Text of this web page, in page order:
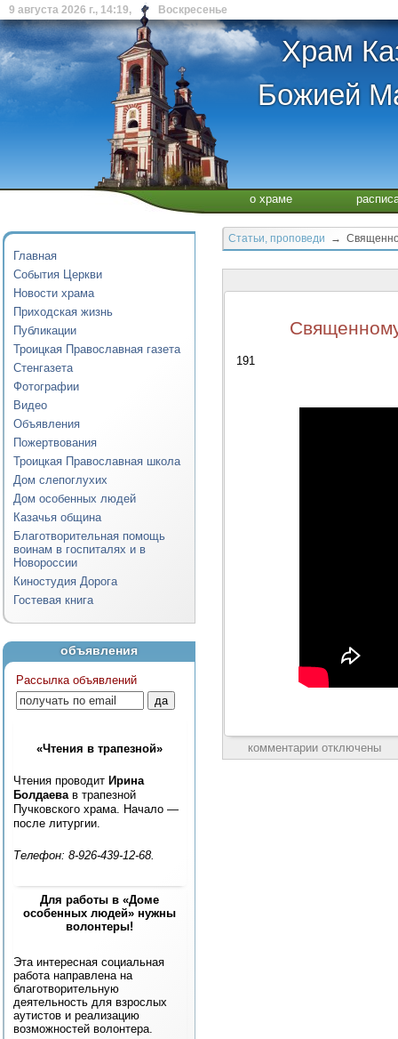
9 августа 2026 г., 14:19, Воскресенье
Храм
Божией
о храме
Главная
События Церкви
Новости храма
Приходская жизнь
Публикации
Троицкая Православная газета
Стенгазета
Фотографии
Видео
Объявления
Пожертвования
Троицкая Православная школа
Дом слепоглухих
Дом особенных людей
Казачья община
Благотворительная помощь
воинам в госпиталях и в
Новороссии
Киностудия Дорога
Гостевая книга
объявления
Рассылка объявлений
«Чтения в трапезной»
Чтения проводит Ирина
Болдаева в трапезной
Пучковского храма. Начало —
после литургии.
Телефон: 8-926-439-12-68.
Для работы в «Доме
особенных людей» нужны
волонтеры!
Эта интересная социальная
работа направлена на
благотворительную
деятельность для взрослых
аутистов и реализацию
возможностей волонтера.
Статьи, проповеди →
191
комментарии отключены